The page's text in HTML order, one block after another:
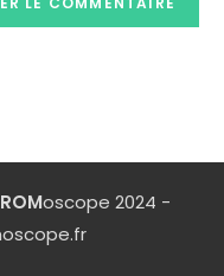
oscope 2024 -